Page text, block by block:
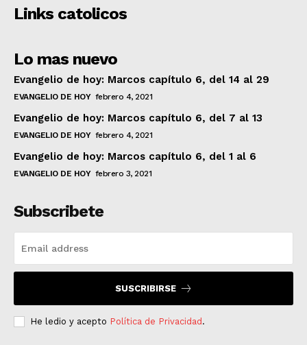
Links catolicos
Lo mas nuevo
Evangelio de hoy: Marcos capítulo 6, del 14 al 29
EVANGELIO DE HOY febrero 4, 2021
Evangelio de hoy: Marcos capítulo 6, del 7 al 13
EVANGELIO DE HOY febrero 4, 2021
Evangelio de hoy: Marcos capítulo 6, del 1 al 6
EVANGELIO DE HOY febrero 3, 2021
Subscribete
SUSCRIBIRSE
He ledio y acepto Política de Privacidad .